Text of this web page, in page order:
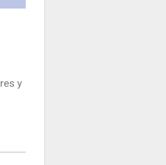
y